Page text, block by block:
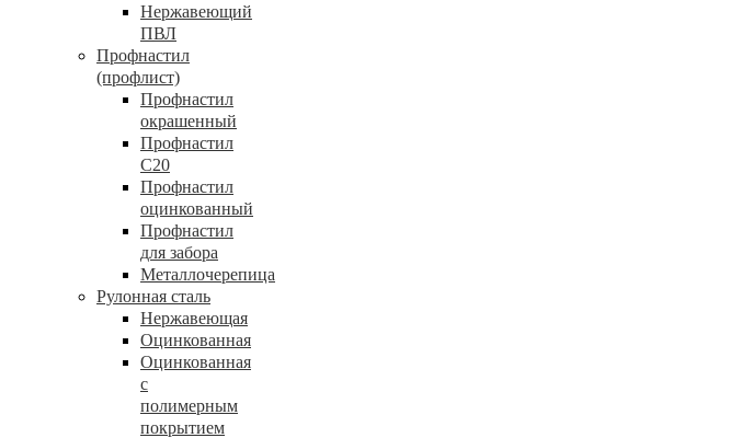
Нержавеющий
ПВЛ
Профнастил
(профлист)
Профнастил
окрашенный
Профнастил
С20
Профнастил
оцинкованный
Профнастил
для забора
Металлочерепица
Рулонная сталь
Нержавеющая
Оцинкованная
Оцинкованная
с
полимерным
покрытием